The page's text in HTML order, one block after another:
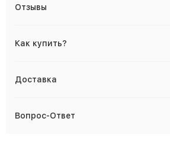
Отзывы
Как купить?
Доставка
Вопрос-Ответ